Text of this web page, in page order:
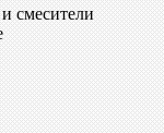
смесители